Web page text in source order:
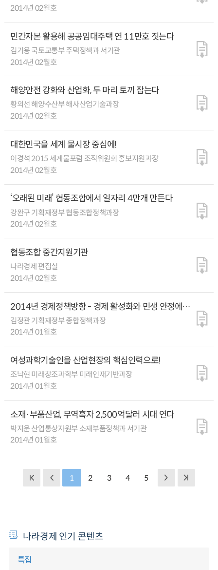
2014년 02월호
민간자본 활용해 공공임대주택 연 11만호 짓는다
김기용 국토교통부 주택정책과 서기관
2014년 02월호
해양안전 강화와 산업화, 두 마리 토끼 잡는다
황의선 해양수산부 해사산업기술과장
2014년 02월호
대한민국을 세계 물시장 중심에!
이경석 2015 세계물포럼 조직위원회 홍보지원과장
2014년 02월호
‘오래된 미래’ 협동조합에서 일자리 4만개 만든다
강완구 기획재정부 협동조합정책과장
2014년 02월호
협동조합 중간지원기관
나라경제 편집실
2014년 02월호
2014년 경제정책방향 - 경제 활성화와 민생 안정에
역점
김정관 기획재정부 종합정책과장
2014년 01월호
여성과학기술인을 산업현장의 핵심인력으로!
조낙현 미래창조과학부 미래인재기반과장
2014년 01월호
소재·부품산업, 무역흑자 2,500억달러 시대 연다
박지운 산업통상자원부 소재부품정책과 서기관
2014년 01월호
1 2 3 4 5
나라경제 인기 콘텐츠
특집